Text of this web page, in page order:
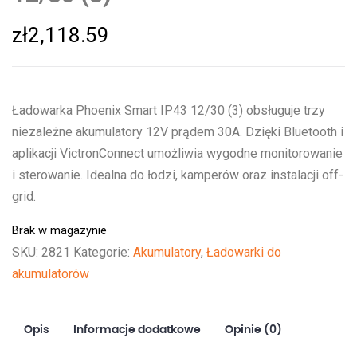
zł2,118.59
Ładowarka Phoenix Smart IP43 12/30 (3) obsługuje trzy
niezależne akumulatory 12V prądem 30A. Dzięki Bluetooth i
aplikacji VictronConnect umożliwia wygodne monitorowanie
i sterowanie. Idealna do łodzi, kamperów oraz instalacji off-
grid.
Brak w magazynie
SKU: 2821 Kategorie: Akumulatory, Ładowarki do
akumulatorów
Opis Informacje dodatkowe Opinie (0)